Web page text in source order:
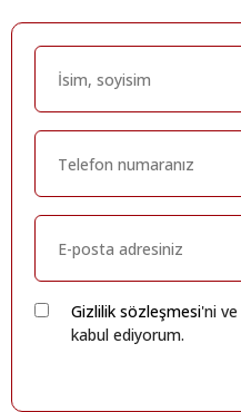
Gizlilik sözleşmesi'ni ve
kabul ediyorum.